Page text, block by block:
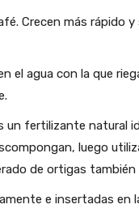
Crecen más rápido
el agua con la que
un fertilizante natural
luego
de ortigas también
e insertadas en